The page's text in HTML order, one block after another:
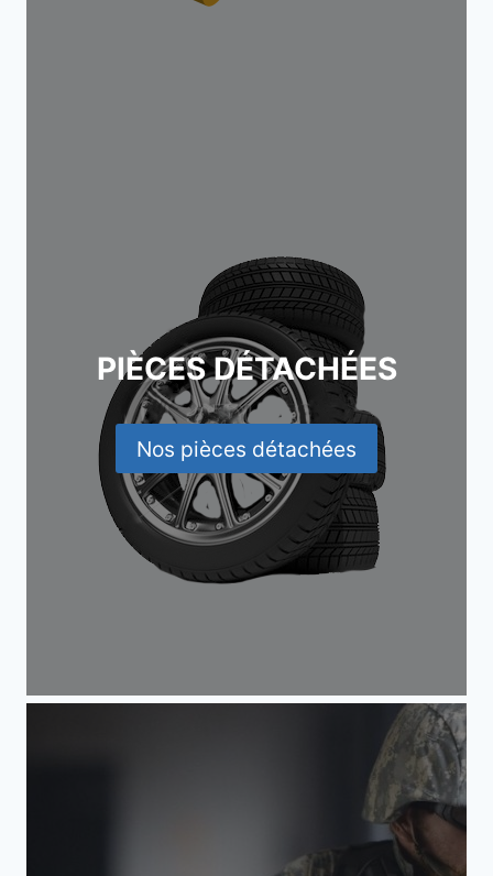
PIÈCES DÉTACHÉES
Nos pièces détachées